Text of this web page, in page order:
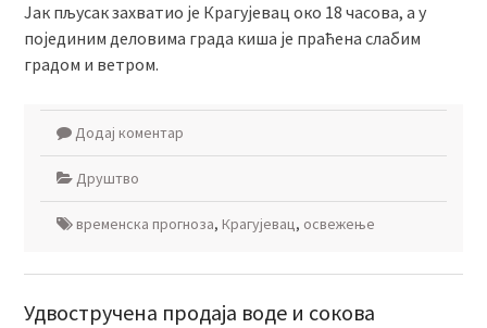
Јак пљусак захватио је Крагујевац око 18 часова, а у
појединим деловима града киша је праћена слабим
градом и ветром.
Додај коментар
Друштво
временска прогноза, Крагујевац, освежење
Удвостручена продаја воде и сокова